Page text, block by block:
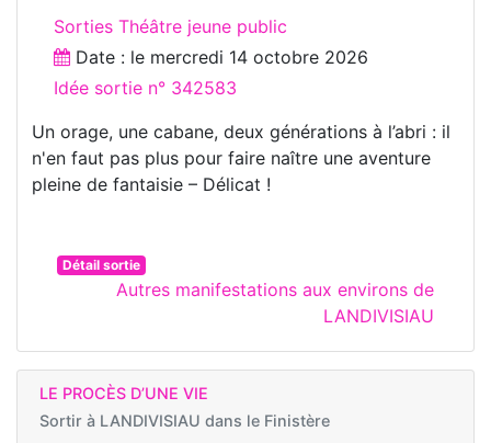
Sorties Théâtre jeune public
Date : le mercredi 14 octobre 2026
Idée sortie n° 342583
Un orage, une cabane, deux générations à l’abri : il
n'en faut pas plus pour faire naître une aventure
pleine de fantaisie – Délicat !
Détail sortie
Autres manifestations aux environs de
LANDIVISIAU
LE PROCÈS D’UNE VIE
Sortir à LANDIVISIAU dans le Finistère